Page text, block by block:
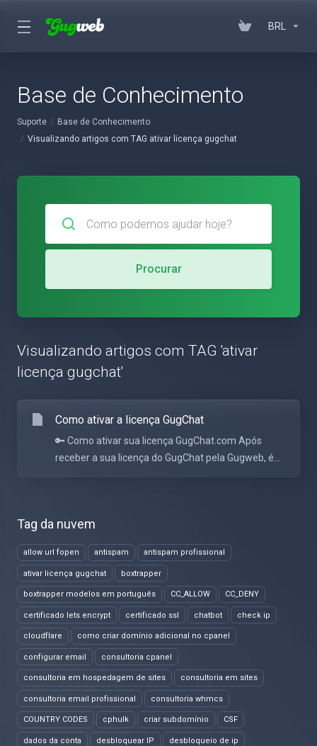
BRL
Base de Conhecimento
Suporte
Base de Conhecimento
Visualizando artigos com TAG ativar licença gugchat
Tag da nuvem
allow url fopen antispam antispam profissional
ativar licença gugchat boxtrapper
boxtrapper modelos em português CC_ALLOW CC_DENY
certificado lets encrypt certificado ssl chatbot check ip
cloudflare como criar domínio adicional no cpanel
configurar email consultoria cpanel
consultoria em hospedagem de sites consultoria em sites
consultoria email profissional consultoria whmcs
COUNTRY CODES cphulk criar subdomínio CSF
dados da conta desbloquear IP desbloqueio de ip
Procurar
Visualizando artigos com TAG 'ativar
licença gugchat'
Como ativar a licença GugChat
🔑 Como ativar sua licença GugChat.com Após
receber a sua licença do GugChat pela Gugweb, é...